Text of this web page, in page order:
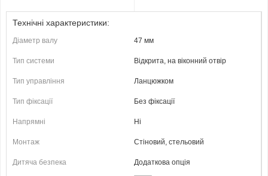
Технічні характеристики:
Діаметр валу 47 мм
Тип системи Відкрита, на віконний отвір
Тип управління Ланцюжком
Тип фіксації Без фіксації
Напрямні Ні
Монтаж Стіновий, стельовий
Дитяча безпека Додаткова опція